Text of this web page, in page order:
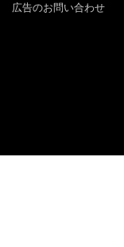
広告のお問い合わせ